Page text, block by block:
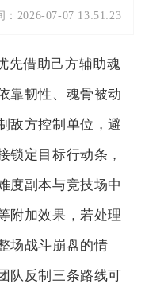
2026-07-07 13:51:23
先借助己方辅助魂
靠韧性、魂骨被动
敌方控制单位，避
锁定目标行动条，
度副本与竞技场中
附加效果，若处理
场战斗崩盘的情
队反制三条路线可